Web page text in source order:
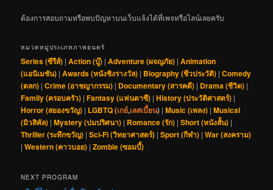
ต้องการสอบถามหรือพบปัญหาบนเว็บแจ้งได้ที่เพจหรือไลน์เลยครับ
หมวดหมู่ประเภทภาพยนตร์
Series (ซีรีส์) |Action (บู๊) |Adventure (ผจญภัย) |Animation
(แอนิเมชัน) |Awards (หนังชิงรางวัล) | Biography (ชีวประวัติ) |Comedy
(ตลก) |Crime (อาชญากรรม) | Documentary (สารคดี) | Drama (ชีวิต) |
Family (ครอบครัว) |Fantasy (แฟนตาซี) |History (ประวัติศาสตร์) |
Horror (สยองขวัญ) | LGBTQ (เกย์,เลสเบี้ยน) |Music (เพลง) |Musical
(มิวสิคัล) |Mystery (ปมปริศนา) | Romance (รัก) |Short (หนังสั้น) |
Thriller (ระทึกขวัญ) |Sci-Fi (วิทยาศาสตร์) |Sport (กีฬา) |War (สงคราม)
|Western (คาวบอย) |Zombie (ซอมบี้)
NEXT PROGRAM